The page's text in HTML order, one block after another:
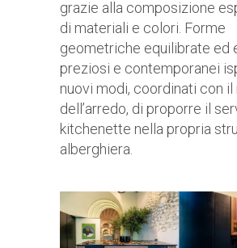
grazie alla composizione
di materiali e colori. Forme
geometriche equilibrate ed
preziosi e contemporanei
nuovi modi, coordinati con il
dell’arredo, di proporre il
kitchenette nella propria
alberghiera.